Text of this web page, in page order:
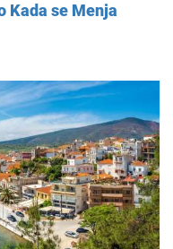
Kada se Menja